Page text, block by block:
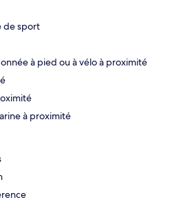
de sport
à pied ou à vélo à proximité
à proximité